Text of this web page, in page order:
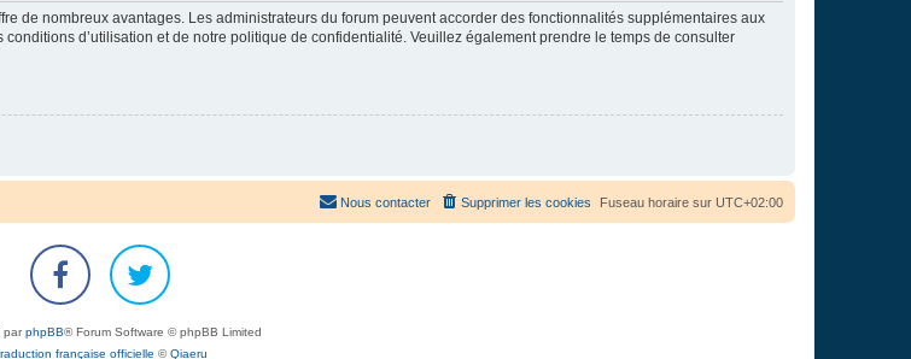
de nombreux avantages. Les administrateurs du forum peuvent accorder des fonctionnalités supplémentaires aux
d’utilisation et de notre politique de confidentialité. Veuillez également prendre le temps de consulter
Fuseau horaire sur UTC+02:00
Supprimer les cookies
Nous contacter
parphpBB® Forum Software © phpBB Limited
française officielle ©Qiaeru